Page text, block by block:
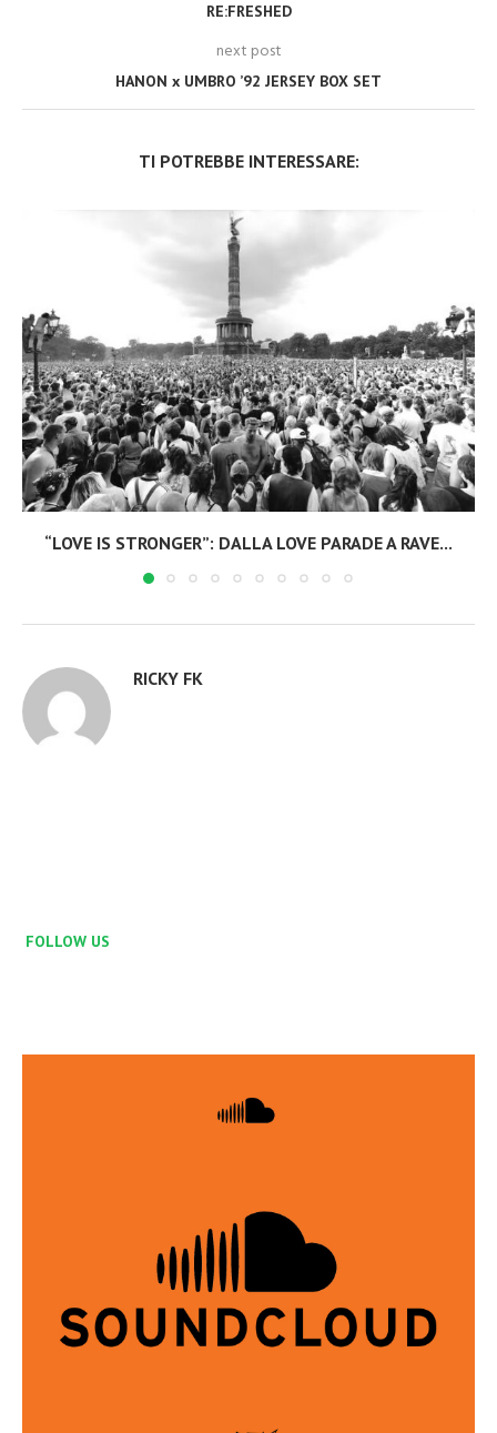
RE:FRESHED
next post
HANON x UMBRO ’92 JERSEY BOX SET
TI POTREBBE INTERESSARE:
“LOVE IS STRONGER”: DALLA LOVE PARADE A RAVE...
RICKY FK
FOLLOW US